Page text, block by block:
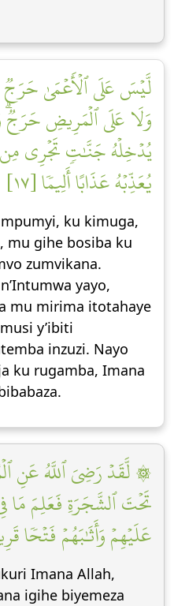
لَّيۡسَ عَلَى ٱلۡأَعۡمَىٰ
وَلَا عَلَى ٱلۡمَرِيضِ حَرَجٞۗ
يُدۡخِلۡهُ جَنَّٰتٖ تَجۡرِي مِن
يُعَذِّبۡهُ عَذَابًا أَلِيمٗا [١٧]
ku kimuga,
mu gihe bosiba ku
zumvikana.
yayo,
mu mirima itotahaye
y’ibiti
inzuzi. Nayo
ku rugamba, Imana
۞ لَّقَدۡ رَضِيَ ٱللَّهُ عَنِ
تَحۡتَ ٱلشَّجَرَةِ فَعَلِمَ مَا
عَلَيۡهِمۡ وَأَثَٰبَهُمۡ فَتۡحٗا
Imana Allah,
igihe biyemeza